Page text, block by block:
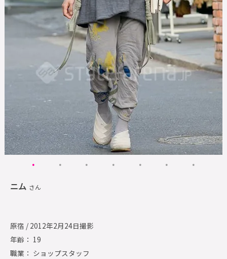
ニム さん
原宿 / 2012年2月24日撮影
年齢： 19
職業： ショップスタッフ